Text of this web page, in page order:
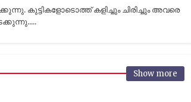
കുട്ടികളോടൊത്ത് കളിച്ചും ചിരിച്ചും അവരെ
Show more